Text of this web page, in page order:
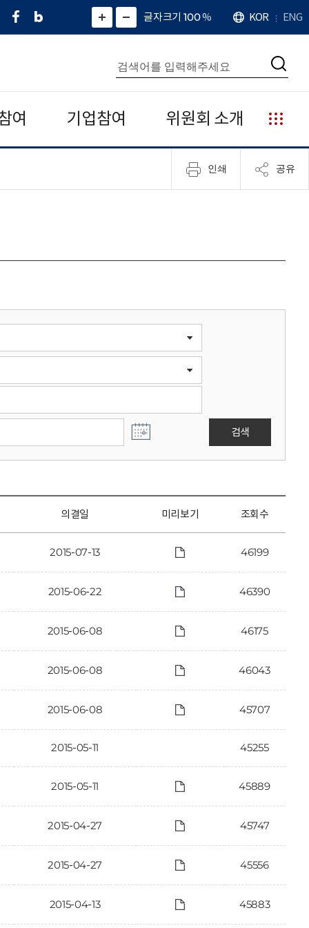
페
네
그
)
화
면
면
소
확
대
치
글자크기 100%
언
어
KOR ENG
통
합
검
색
검
여 기업참여 위원회 소개
누
리
집
안
인쇄 공유
검색
의결일 미리보기 조회수
2015-07-13 46199
2015-06-22 46390
2015-06-08 46175
2015-06-08 46043
2015-06-08 45707
2015-05-11 45255
2015-05-11 45889
2015-04-27 45747
2015-04-27 45556
2015-04-13 45883